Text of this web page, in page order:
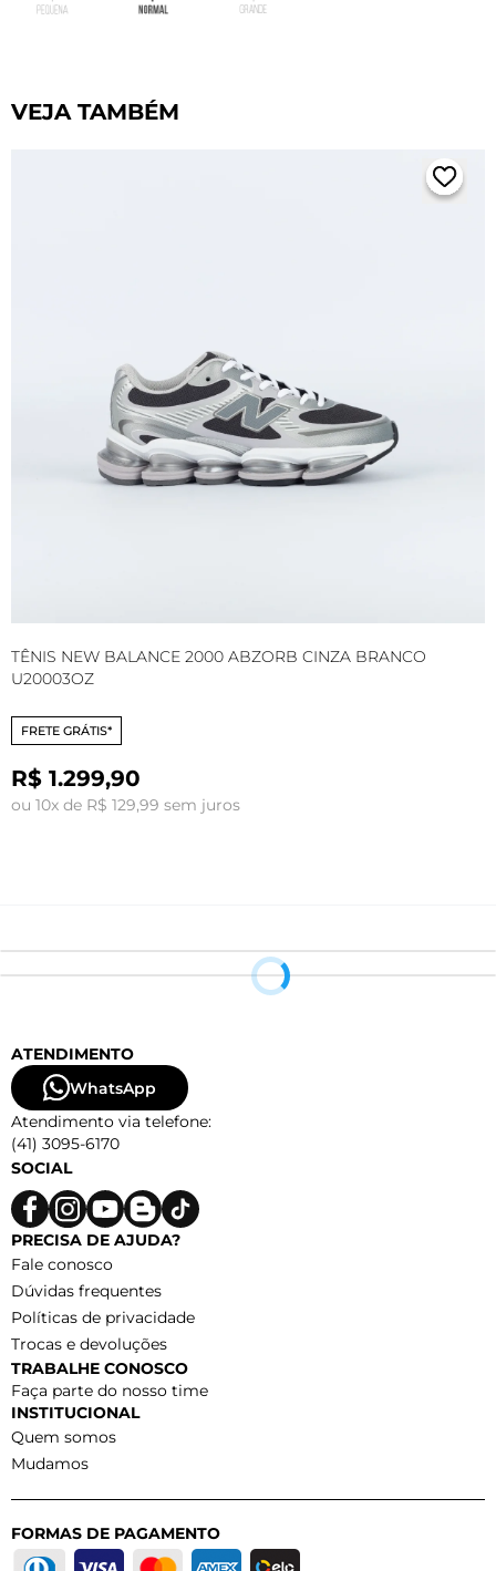
VEJA TAMBÉM
TÊNIS NEW BALANCE 2000 ABZORB CINZA BRANCO
U20003OZ
FRETE GRÁTIS*
R$ 1.299,90
ou 10x de R$ 129,99 sem juros
ATENDIMENTO
WhatsApp
Atendimento via telefone:
(41) 3095-6170
SOCIAL
PRECISA DE AJUDA?
Fale conosco
Dúvidas frequentes
Políticas de privacidade
Trocas e devoluções
TRABALHE CONOSCO
Faça parte do nosso time
INSTITUCIONAL
Quem somos
Mudamos
FORMAS DE PAGAMENTO